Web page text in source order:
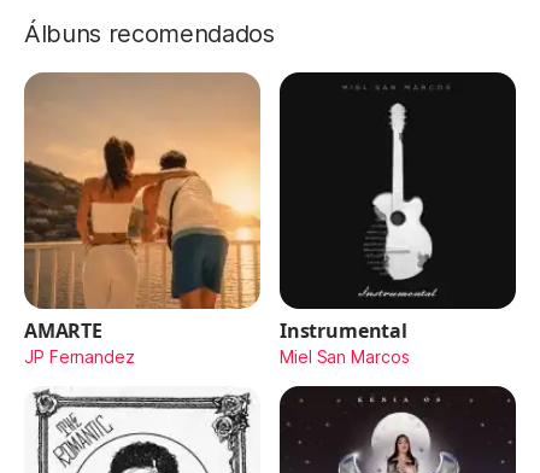
Álbuns recomendados
AMARTE
JP Fernandez
Instrumental
Miel San Marcos